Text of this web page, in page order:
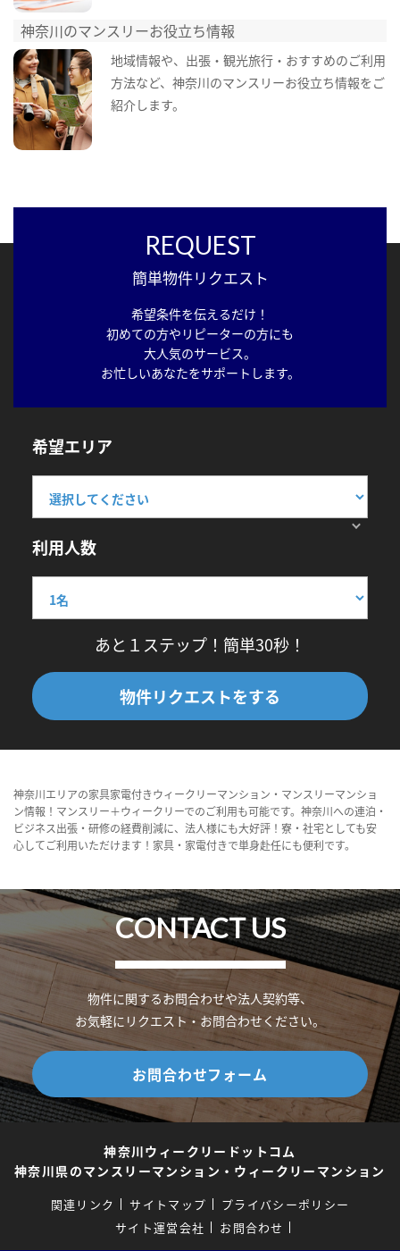
神奈川のマンスリーお役立ち情報
地域情報や、出張・観光旅行・おすすめのご利用
方法など、神奈川のマンスリーお役立ち情報をご
紹介します。
REQUEST
簡単物件リクエスト
希望条件を伝えるだけ！
初めての方やリピーターの方にも
大人気のサービス。
お忙しいあなたをサポートします。
希望エリア
利用人数
あと１ステップ！簡単30秒！
物件リクエストをする
神奈川エリアの家具家電付きウィークリーマンション・マンスリーマンショ
ン情報！マンスリー＋ウィークリーでのご利用も可能です。神奈川への連泊・
ビジネス出張・研修の経費削減に、法人様にも大好評！寮・社宅としても安
心してご利用いただけます！家具・家電付きで単身赴任にも便利です。
CONTACT US
物件に関するお問合わせや法人契約等、
お気軽にリクエスト・お問合わせください。
お問合わせフォーム
神奈川ウィークリードットコム
神奈川県のマンスリーマンション・ウィークリーマンション
関連リンク サイトマップ
プライバシーポリシー
サイト運営会社
お問合わせ